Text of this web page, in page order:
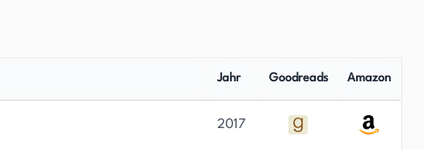
Jahr Goodreads Amazon
2017